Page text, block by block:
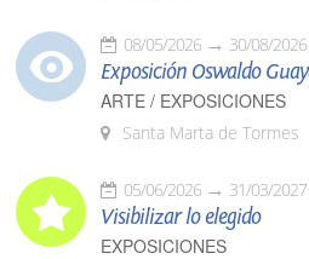
08/05/2026 30/08/2026
Exposición Oswaldo
ARTE / EXPOSICIONES
Santa Marta de Tormes
05/06/2026 31/03/2027
Visibilizar lo elegido
EXPOSICIONES